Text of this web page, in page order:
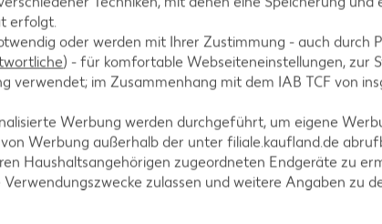
ca. 30 Minuten bei Zimmertemperatur ruhen
putzen, waschen, entkernen und würfeln.
abziehen, zerdrücken und mit
des Schafkäses zerbröckeln,
untermischen.
erfolgt.
oder werden mit Ihrer Zustimmung - auch durch
) - für komfortable Webseiteneinstellungen, zur
verwendet; im Zusammenhang mit dem IAB TCF von
Werbung werden durchgeführt, um eigene
Werbung außerhalb der unter filiale.kaufland.de
Haushaltsangehörigen zugeordneten Endgeräte zu
Verwendungszwecke zulassen und weitere Angaben zu